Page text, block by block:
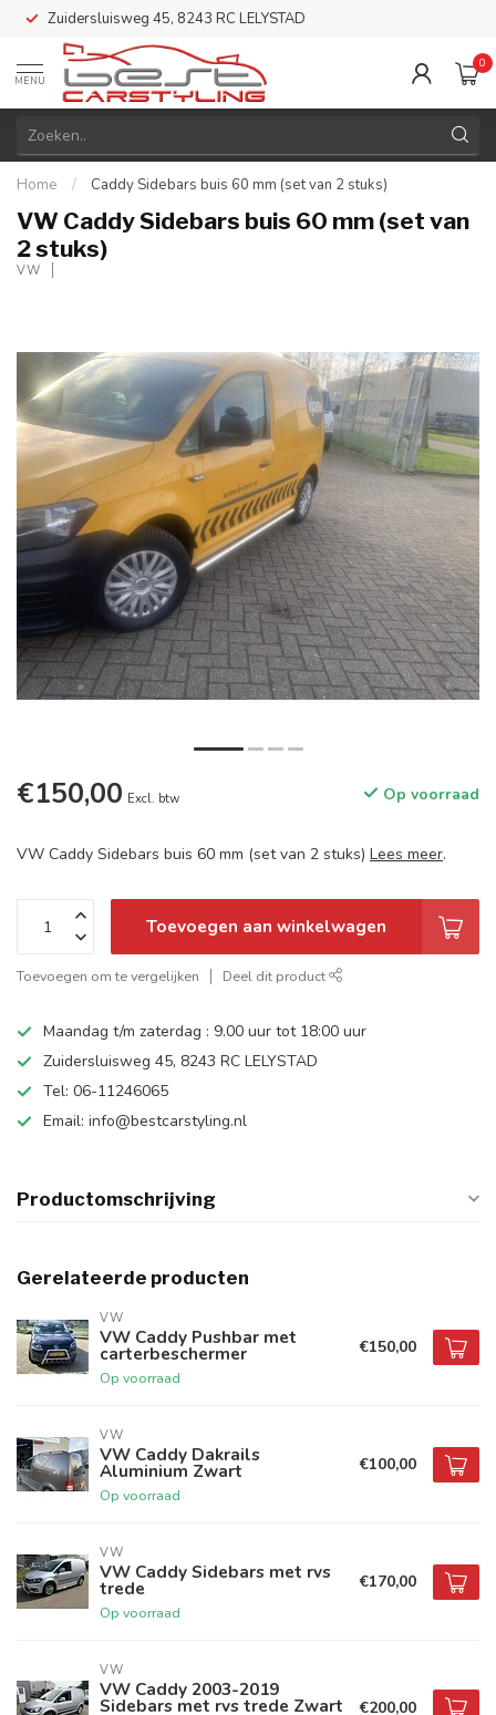
Zuidersluisweg 45, 8243 RC LELYSTAD
MENU
0
Home / Caddy Sidebars buis 60 mm (set van 2 stuks)
VW Caddy Sidebars buis 60 mm (set van
2 stuks)
VW
€150,00 Excl. btw Op voorraad
VW Caddy Sidebars buis 60 mm (set van 2 stuks) Lees meer.
Toevoegen aan winkelwagen
Toevoegen om te vergelijken Deel dit product
Maandag t/m zaterdag : 9.00 uur tot 18:00 uur
Zuidersluisweg 45, 8243 RC LELYSTAD
Tel: 06-11246065
Email: info@bestcarstyling.nl
Productomschrijving
Gerelateerde producten
VW
VW Caddy Pushbar met
carterbeschermer
Op voorraad
€150,00
VW
VW Caddy Dakrails
Aluminium Zwart
Op voorraad
€100,00
VW
VW Caddy Sidebars met rvs
trede
Op voorraad
€170,00
VW
VW Caddy 2003-2019
Sidebars met rvs trede Zwart €200,00